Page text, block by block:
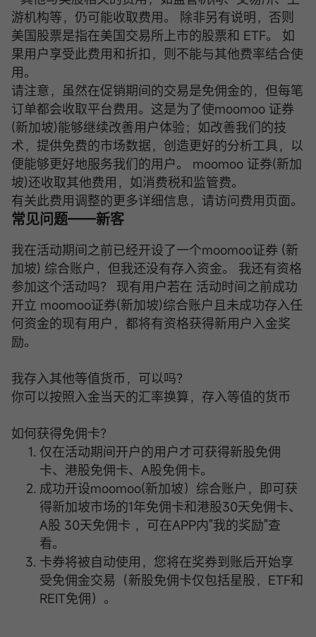
游机构等，仍可能收取费用。 除非另有说明，否则
美国股票是指在美国交易所上市的股票和 ETF。 如
果用户享受此费用和折扣，则不能与其他费率结合使
用。
请注意，虽然在促销期间的交易是免佣金的，但每笔
订单都会收取平台费用。这是为了使moomoo 证券
(新加坡)能够继续改善用户体验；如改善我们的技
术，提供免费的市场数据，创造更好的分析工具，以
便能够更好地服务我们的用户。 moomoo 证券(新加
坡)还收取其他费用，如消费税和监管费。
有关此费用调整的更多详细信息，请访问费用页面。
常见问题——新客
我在活动期间之前已经开设了一个moomoo证券 (新
加坡) 综合账户，但我还没有存入资金。 我还有资格
参加这个活动吗？ 现有用户若在 活动时间之前成功
开立 moomoo证券(新加坡)综合账户且未成功存入任
何资金的现有用户，都将有资格获得新用户入金奖
励。
我存入其他等值货币，可以吗？
你可以按照入金当天的汇率换算，存入等值的货币
如何获得免佣卡？
仅在活动期间开户的用户才可获得新股免佣
卡、港股免佣卡、A股免佣卡。
成功开设moomoo(新加坡）综合账户，即可获
得新加坡市场的1年免佣卡和港股30天免佣卡、
A股 30天免佣卡 ，可在APP内"我的奖励"查
看。
卡券将被自动使用，您将在奖券到账后开始享
受免佣金交易（新股免佣卡仅包括星股，ETF和
REIT免佣）。